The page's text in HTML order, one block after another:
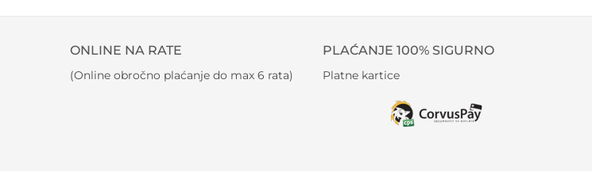
ONLINE NA RATE
(Online obročno plaćanje do max 6 rata)
PLAĆANJE 100% SIGURNO
Platne kartice